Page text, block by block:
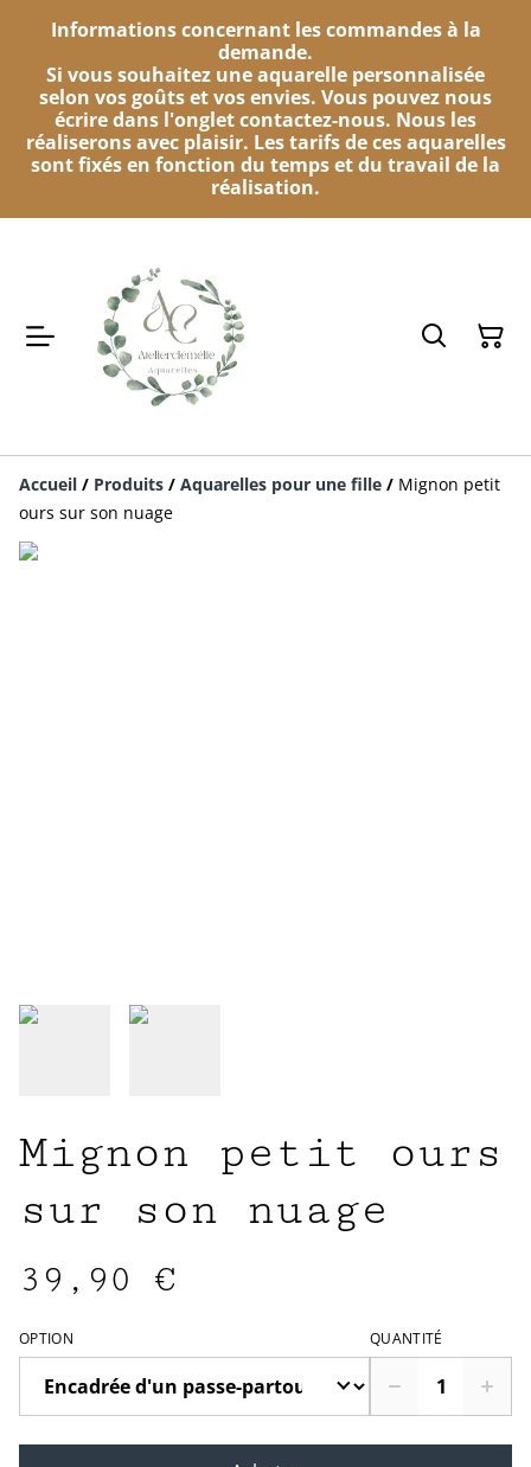
Informations concernant les commandes à la
demande.
Si vous souhaitez une aquarelle personnalisée
selon vos goûts et vos envies. Vous pouvez nous
écrire dans l'onglet contactez-nous. Nous les
réaliserons avec plaisir. Les tarifs de ces aquarelles
sont fixés en fonction du temps et du travail de la
réalisation.
Accueil / Produits / Aquarelles pour une fille / Mignon petit
ours sur son nuage
Mignon petit ours
sur son nuage
39,90 €
OPTION QUANTITÉ